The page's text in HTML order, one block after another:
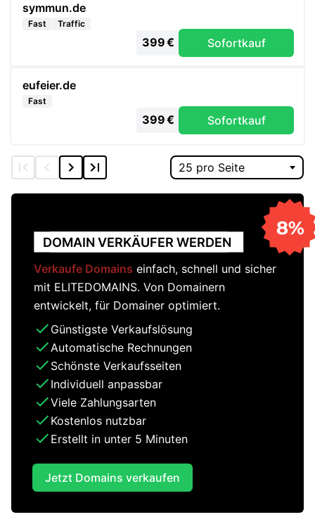
symmun.de
Fast Traffic
399 € Sofortkauf
eufeier.de
Fast
399 € Sofortkauf
DOMAIN VERKÄUFER WERDEN
Verkaufe Domains einfach, schnell und sicher
mit ELITEDOMAINS. Von Domainern
entwickelt, für Domainer optimiert.
Günstigste Verkaufslösung
Automatische Rechnungen
Schönste Verkaufsseiten
Individuell anpassbar
Viele Zahlungsarten
Kostenlos nutzbar
Erstellt in unter 5 Minuten
Jetzt Domains verkaufen